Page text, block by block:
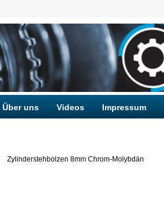
Über uns Videos Impressum
Zylinderstehbolzen 8mm Chrom-Molybdän